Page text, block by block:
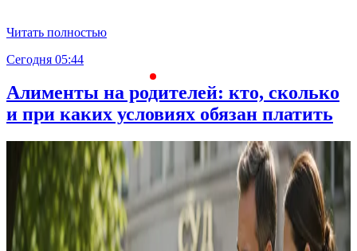
Читать полностью
Сегодня 05:44
Алименты на родителей: кто, сколько
и при каких условиях обязан платить